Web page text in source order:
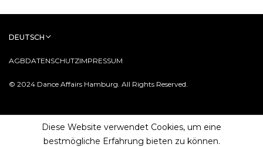
© 2024 Dance Affairs Hamburg. All Rights Reserved.
AGBDATENSCHUTZIMPRESSUM
DEUTSCH
Diese Website verwendet Cookies, um eine
bestmögliche Erfahrung bieten zu können.